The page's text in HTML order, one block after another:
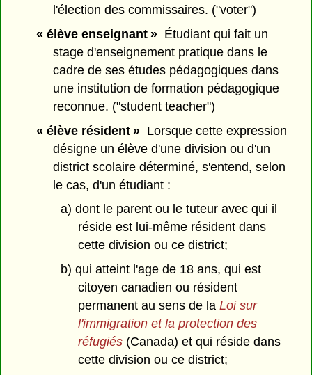
l'élection des commissaires. ("voter")
« élève enseignant »Étudiant qui fait un
stage d'enseignement pratique dans le
cadre de ses études pédagogiques dans
une institution de formation pédagogique
reconnue. ("student teacher")
« élève résident »Lorsque cette expression
désigne un élève d'une division ou d'un
district scolaire déterminé, s'entend, selon
le cas, d'un étudiant :
a) dont le parent ou le tuteur avec qui il
réside est lui-même résident dans
cette division ou ce district;
b) qui atteint l'age de 18 ans, qui est
citoyen canadien ou résident
permanent au sens de la Loi sur
l'immigration et la protection des
réfugiés(Canada) et qui réside dans
cette division ou ce district;